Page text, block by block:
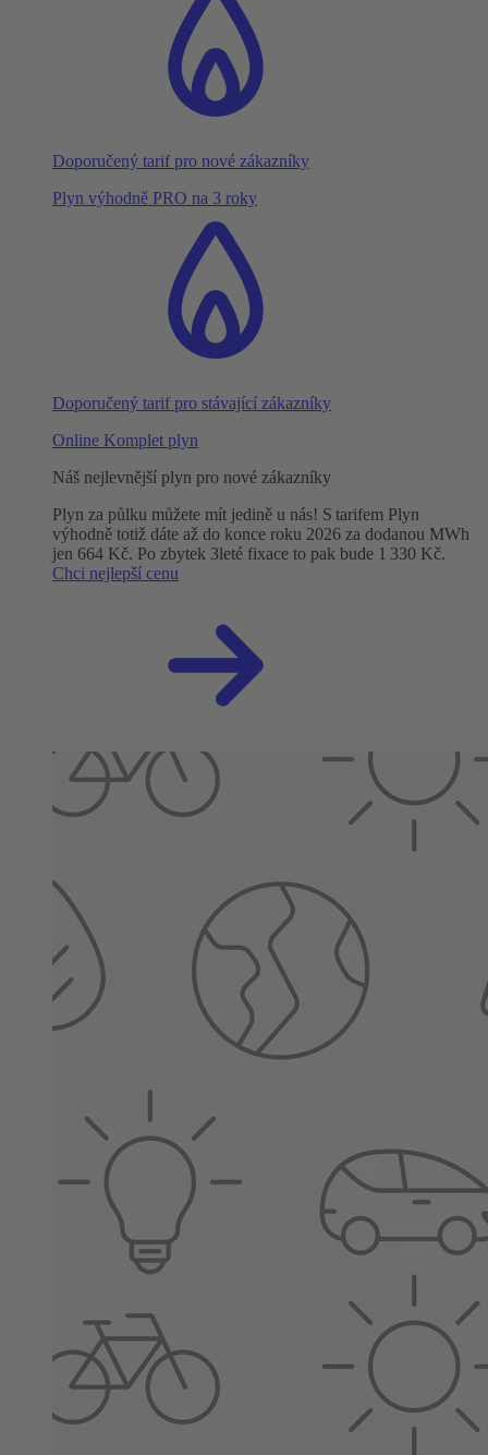
Doporučený tarif pro nové zákazníky
Plyn výhodně PRO na 3 roky
Doporučený tarif pro stávající zákazníky
Online Komplet plyn
Náš nejlevnější plyn pro nové zákazníky
Plyn za půlku můžete mít jedině u nás! S tarifem Plyn
výhodně totiž dáte až do konce roku 2026 za dodanou MWh
jen 664 Kč. Po zbytek 3leté fixace to pak bude 1 330 Kč.
Chci nejlepší cenu